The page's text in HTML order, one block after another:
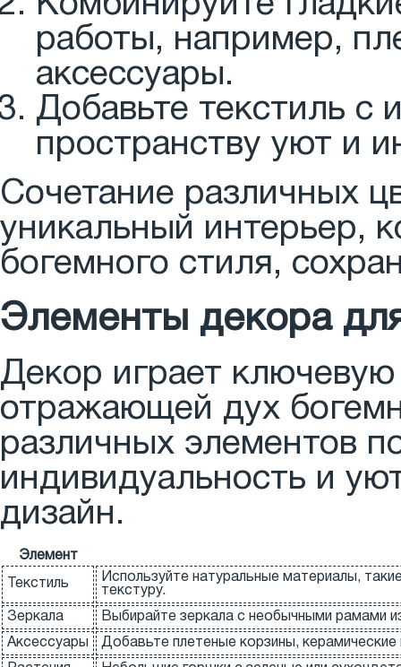
работы, например,
аксессуары.
Добавьте текстиль с
пространству уют и
Сочетание различных
уникальный интерьер,
богемного стиля,
Элементы декора
Декор играет
отражающей дух
различных элементов
индивидуальность и
дизайн.
Элемент
Текстиль
Используйте натуральные материалы,
текстуру.
Зеркала Выбирайте зеркала с необычными рамами
Аксессуары Добавьте плетеные корзины,